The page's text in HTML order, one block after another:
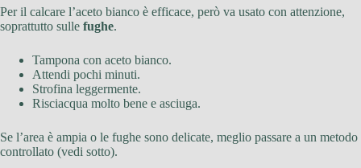
Per il calcare l’aceto bianco è efficace, però va usato con attenzione,
soprattutto sulle fughe.
Tampona con aceto bianco.
Attendi pochi minuti.
Strofina leggermente.
Risciacqua molto bene e asciuga.
Se l’area è ampia o le fughe sono delicate, meglio passare a un metodo
controllato (vedi sotto).